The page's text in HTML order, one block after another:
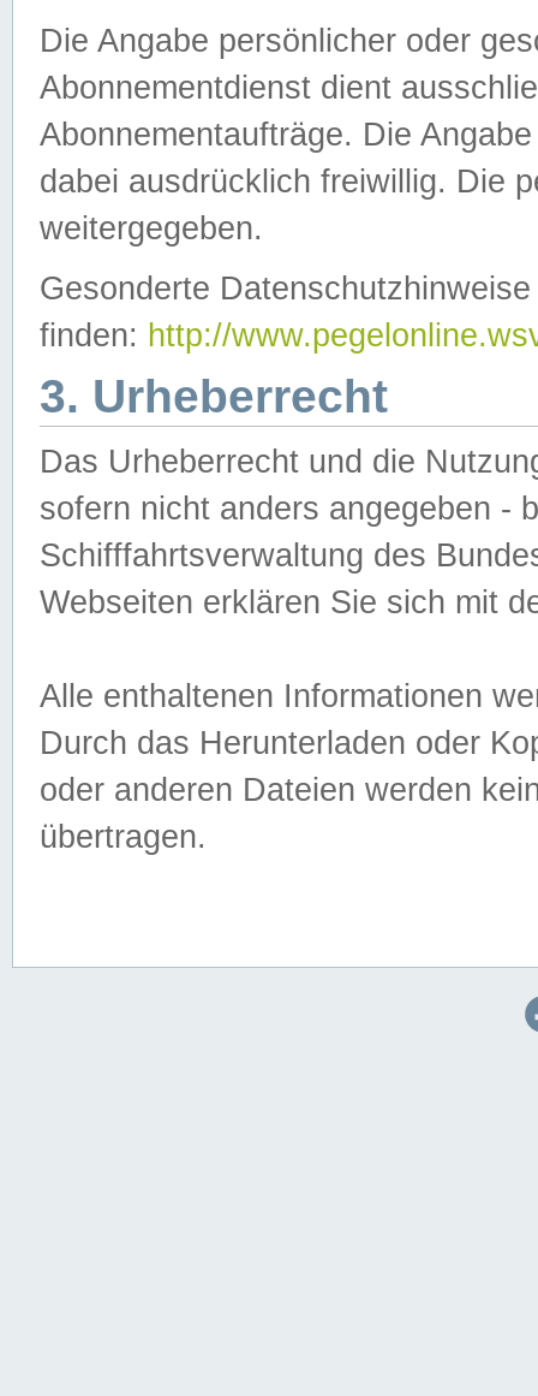
Die Angabe persönlicher oder
Abonnementdienst dient
Abonnementaufträge. Die
dabei ausdrücklich freiwillig. Die
weitergegeben.
Gesonderte
finden: http://
3. Urheberrecht
Das Urheberrecht und die
sofern nicht anders angegeben -
Schifffahrtsverwaltung des
Webseiten erklären Sie sich mit
Alle enthaltenen Informationen
Durch das Herunterladen oder
oder anderen Dateien werden
übertragen.